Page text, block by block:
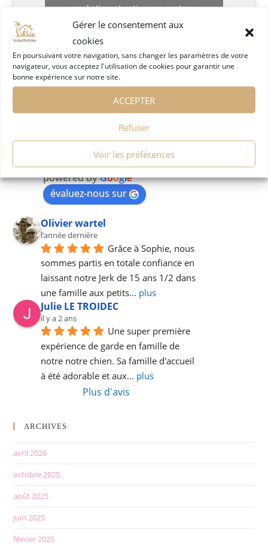
Gérer le consentement aux
cookies
En poursuivant votre navigation, sans changer les paramètres de votre
navigateur, vous acceptez l'utilisation de cookies pour garantir une
bonne expérience sur notre site.
ACCEPTER
Refuser
Voir les préférences
marketing et activer ce contenu
COMMENTAIRES CLIENTS
Anim'holidays
Basé sur 47 avis
powered byGoogle
évaluez-nous sur
Olivier wartel
l’année dernière
Grâce à Sophie, nous
sommes partis en totale confiance en
laissant notre Jerk de 15 ans 1/2 dans
une famille aux petits... plus
Julie LE TROIDEC
il y a 2 ans
Une super première
expérience de garde en famille de
notre notre chien. Sa famille d'accueil
à été adorable et aux... plus
Plus d'avis
ARCHIVES
avril 2026
octobre 2025
août 2025
juin 2025
février 2025